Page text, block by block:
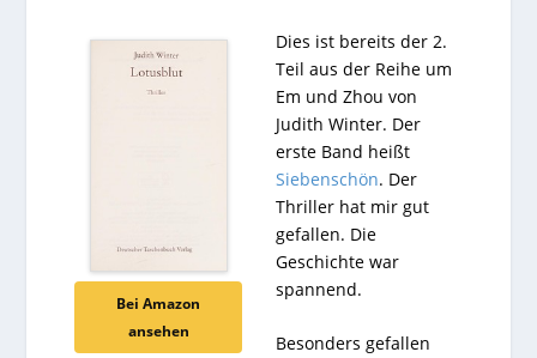
Bei Amazon
ansehen
Dies ist bereits der 2.
Teil aus der Reihe um
Em und Zhou von
Judith Winter. Der
erste Band heißt
Siebenschön. Der
Thriller hat mir gut
gefallen. Die
Geschichte war
spannend.
Besonders gefallen